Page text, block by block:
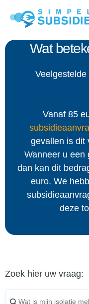
Wat
Vanaf 85
gevallen is dit
Wanneer u een
dan kan dit
euro. We
deze
Zoek hier uw vraag: